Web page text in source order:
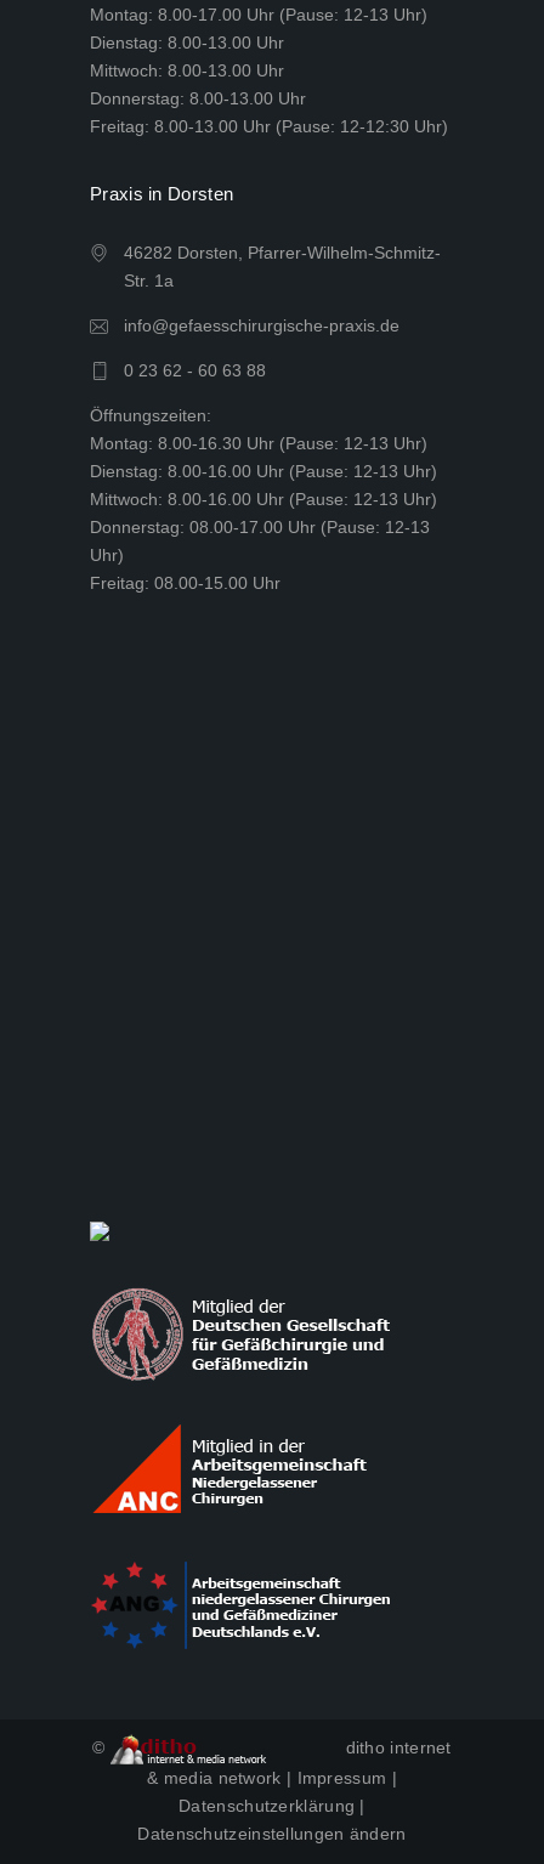
Montag: 8.00-17.00 Uhr (Pause: 12-13 Uhr)
Dienstag: 8.00-13.00 Uhr
Mittwoch: 8.00-13.00 Uhr
Donnerstag: 8.00-13.00 Uhr
Freitag: 8.00-13.00 Uhr (Pause: 12-12:30 Uhr)
Praxis in Dorsten
46282 Dorsten, Pfarrer-Wilhelm-Schmitz-
Str. 1a
info@gefaesschirurgische-praxis.de
0 23 62 - 60 63 88
Öffnungszeiten:
Montag: 8.00-16.30 Uhr (Pause: 12-13 Uhr)
Dienstag: 8.00-16.00 Uhr (Pause: 12-13 Uhr)
Mittwoch: 8.00-16.00 Uhr (Pause: 12-13 Uhr)
Donnerstag: 08.00-17.00 Uhr (Pause: 12-13
Uhr)
Freitag: 08.00-15.00 Uhr
©
ditho internet
& media network | Impressum |
Datenschutzerklärung |
Datenschutzeinstellungen ändern